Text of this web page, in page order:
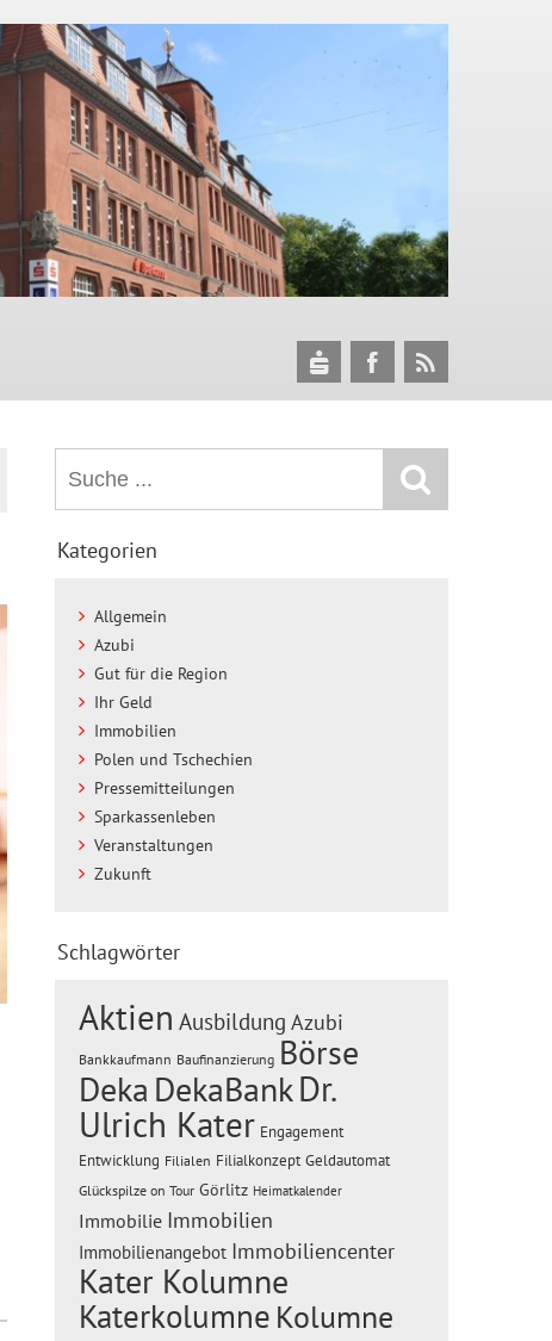
Kategorien
Allgemein
Azubi
Gut für die Region
Ihr Geld
Immobilien
Polen und Tschechien
Pressemitteilungen
Sparkassenleben
Veranstaltungen
Zukunft
Schlagwörter
Aktien Ausbildung Azubi
Bankkaufmann Baufinanzierung Börse
Deka DekaBankDr.
Ulrich Kater Engagement
Entwicklung Filialen Filialkonzept Geldautomat
Glückspilze on Tour Görlitz Heimatkalender
Immobilie Immobilien
Immobilienangebot Immobiliencenter
Kater Kolumne
Katerkolumne Kolumne